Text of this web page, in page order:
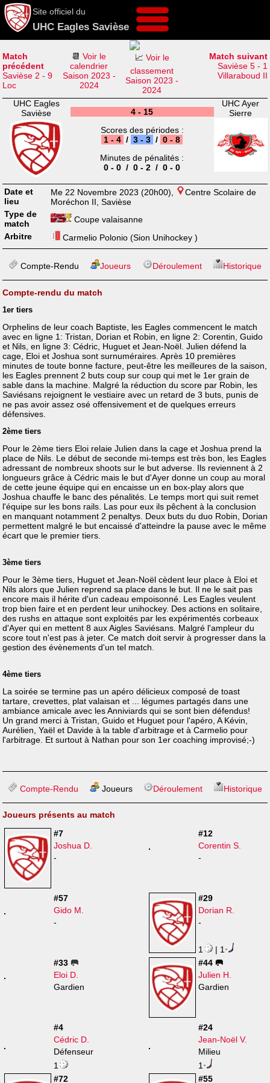
Site officiel du
UHC Eagles Savièse
Match
précédent
Savièse 2 - 9
Loc
📆Voir le
calendrier
Saison 2023 -
2024
📈 Voir le
classement
Saison 2023 -
2024
Match suivant
Savièse 5 - 1
Villaraboud II
UHC Eagles
Savièse
4 - 15
Scores des périodes :
1 - 4 / 3 - 3 / 0 - 8
Minutes de pénalités :
0 - 0 / 0 - 2 / 0 - 0
UHC Ayer
Sierre
Date et
lieu
Me 22 Novembre 2023 (20h00),
Centre Scolaire de
Moréchon II, Savièse
Type de
match
Coupe valaisanne
Arbitre
Carmelio Polonio (Sion Unihockey )
Compte-Rendu Joueurs Déroulement Historique
Compte-rendu du match
1er tiers
Orphelins de leur coach Baptiste, les Eagles commencent le match
avec en ligne 1: Tristan, Dorian et Robin, en ligne 2: Corentin, Guido
et Nils, en ligne 3: Cédric, Huguet et Jean-Noël. Julien défend la
cage, Eloi et Joshua sont surnuméraires. Après 10 premières
minutes de toute bonne facture, peut-être les meilleures de la saison,
les Eagles prennent 2 buts coup sur coup qui met le 1er grain de
sable dans la machine. Malgré la réduction du score par Robin, les
Saviésans rejoignent le vestiaire avec un retard de 3 buts, punis de
ne pas avoir assez osé offensivement et de quelques erreurs
défensives.
2ème tiers
Pour le 2ème tiers Eloi relaie Julien dans la cage et Joshua prend la
place de Nils. Le début de seconde mi-temps est très bon, les Eagles
adressant de nombreux shoots sur le but adverse. Ils reviennent à 2
longueurs grâce à Cédric mais le but d'Ayer donne un coup au moral
de cette jeune équipe qui en encaisse un en box-play alors que
Joshua chauffe le banc des pénalités. Le temps mort qui suit remet
l'équipe sur les bons rails. Las pour eux ils pêchent à la conclusion
en manquant notamment 2 penaltys. Deux buts du duo Robin, Dorian
permettent malgré le but encaissé d'atteindre la pause avec le même
écart que le premier tiers.
3ème tiers
Pour le 3ème tiers, Huguet et Jean-Noël cèdent leur place à Eloi et
Nils alors que Julien reprend sa place dans le but. Il ne le sait pas
encore mais il hérite d'un cadeau empoisonné. Les Eagles veulent
trop bien faire et en perdent leur unihockey. Des actions en solitaire,
des rushs en attaque sont exploités par les expérimentés corbeaux
d'Ayer qui en mettent 8 aux Aigles Saviésans. Malgré l'ampleur du
score tout n'est pas à jeter. Ce match doit servir à progresser dans la
gestion des évènements d'un tel match.
4ème tiers
La soirée se termine pas un apéro délicieux composé de toast
tartare, crevettes, plat valaisan et ... légumes partagés dans une
ambiance amicale avec les Anniviards qui se sont bien défendus!
Un grand merci à Tristan, Guido et Huguet pour l'apéro, A Kévin,
Aurélien, Yaël et Davide à la table d'arbitrage et à Carmelio pour
l'arbitrage. Et surtout à Nathan pour son 1er coaching improvisé;-)
Compte-Rendu Joueurs Déroulement Historique
Joueurs présents au match
#7
Joshua D.
-
#12
Corentin S.
-
#57
Gido M.
-
#29
Dorian R.
-
1
| 1
#33 🥅
Eloi D.
Gardien
#44 🥅
Julien H.
Gardien
#4
Cédric D.
Défenseur
1
#24
Jean-Noël V.
Milieu
1
#72
#55